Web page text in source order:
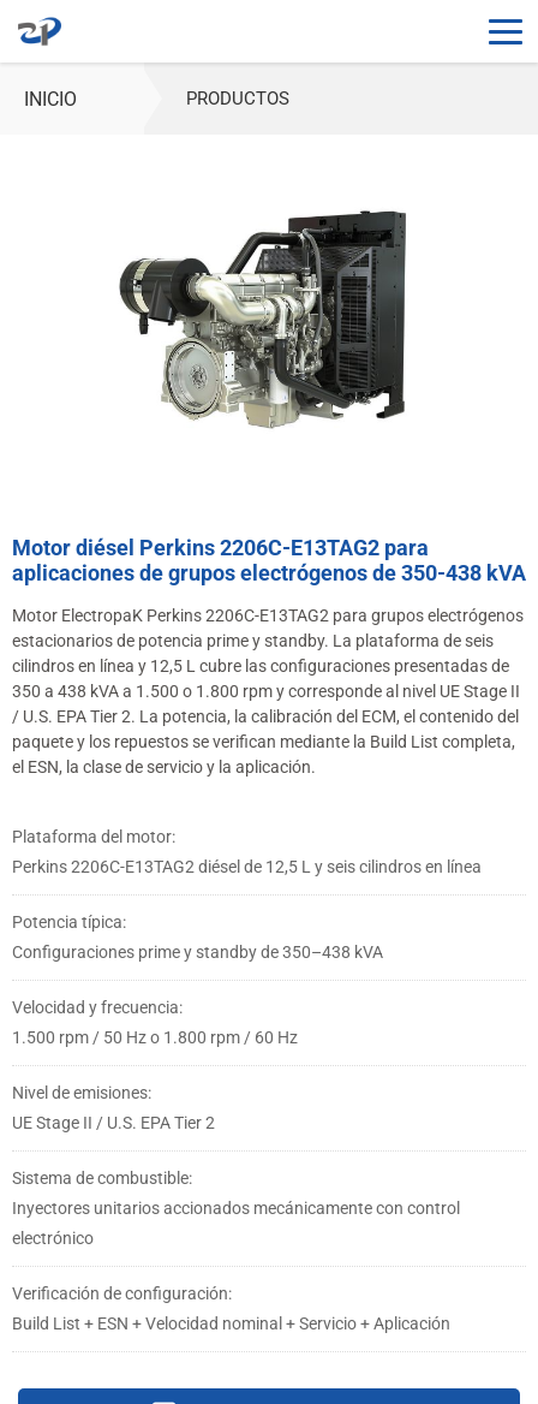
INICIO PRODUCTOS
Motor diésel Perkins 2206C-E13TAG2 para
aplicaciones de grupos electrógenos de 350-438 kVA
Motor ElectropaK Perkins 2206C-E13TAG2 para grupos electrógenos
estacionarios de potencia prime y standby. La plataforma de seis
cilindros en línea y 12,5 L cubre las configuraciones presentadas de
350 a 438 kVA a 1.500 o 1.800 rpm y corresponde al nivel UE Stage II
/ U.S. EPA Tier 2. La potencia, la calibración del ECM, el contenido del
paquete y los repuestos se verifican mediante la Build List completa,
el ESN, la clase de servicio y la aplicación.
Plataforma del motor:
Perkins 2206C-E13TAG2 diésel de 12,5 L y seis cilindros en línea
Potencia típica:
Configuraciones prime y standby de 350–438 kVA
Velocidad y frecuencia:
1.500 rpm / 50 Hz o 1.800 rpm / 60 Hz
Nivel de emisiones:
UE Stage II / U.S. EPA Tier 2
Sistema de combustible:
Inyectores unitarios accionados mecánicamente con control
electrónico
Verificación de configuración:
Build List + ESN + Velocidad nominal + Servicio + Aplicación